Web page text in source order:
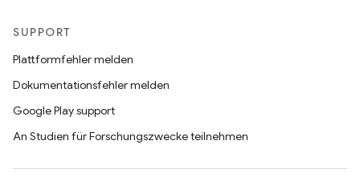
SUPPORT
Plattformfehler melden
Dokumentationsfehler melden
Google Play support
An Studien für Forschungszwecke teilnehmen